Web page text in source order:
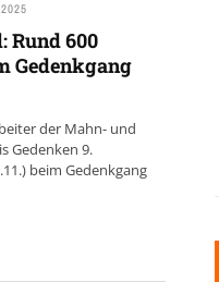
Rund 600
Gedenkgang
der Mahn- und
Gedenken 9.
beim Gedenkgang